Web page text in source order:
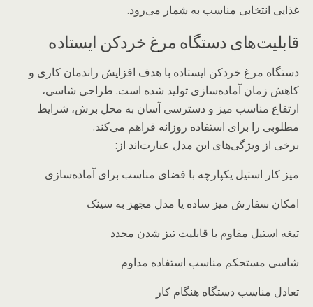
غذایی انتخابی مناسب به شمار می‌رود.
قابلیت‌های دستگاه مرغ خردکن ایستاده
دستگاه مرغ خردکن ایستاده با هدف افزایش راندمان کاری و
کاهش زمان آماده‌سازی تولید شده است. طراحی شاسی،
ارتفاع مناسب میز و دسترسی آسان به محل برش، شرایط
مطلوبی را برای استفاده روزانه فراهم می‌کند.
برخی از ویژگی‌های این مدل عبارت‌اند از:
میز کار استیل یکپارچه با فضای مناسب برای آماده‌سازی
امکان سفارش میز ساده یا مدل مجهز به سینک
تیغه استیل مقاوم با قابلیت تیز شدن مجدد
شاسی مستحکم مناسب استفاده مداوم
تعادل مناسب دستگاه هنگام کار